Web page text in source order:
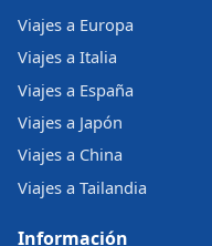
Viajes a Europa
Viajes a Italia
Viajes a España
Viajes a Japón
Viajes a China
Viajes a Tailandia
Información